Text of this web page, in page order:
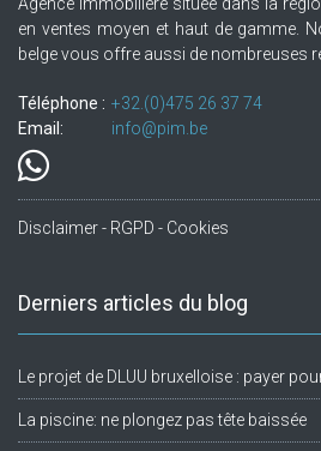
en ventes moyen et haut de gamme.
belge vous offre aussi de nombreuses
Téléphone : +32.(0)475 26 37 74
Email:
info@pim.be
Disclaimer - RGPD - Cookies
Derniers articles du blog
Le projet de DLUU bruxelloise : payer
La piscine: ne plongez pas tête baissée